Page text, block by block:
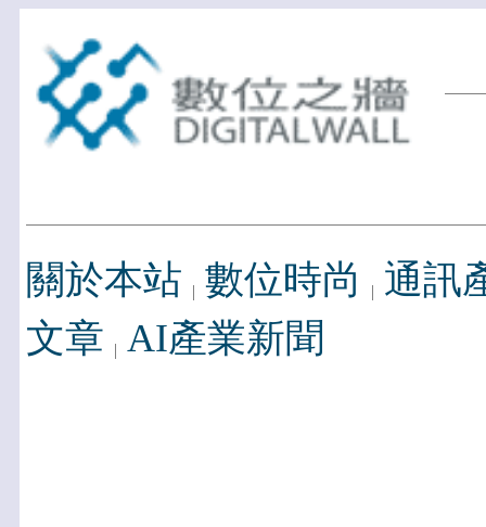
關於本站 數位時尚
通訊
文章 AI產業新聞